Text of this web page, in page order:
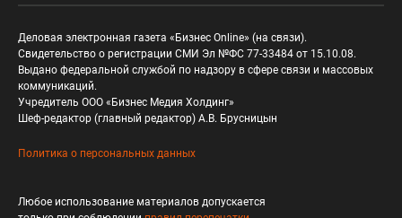
Деловая электронная газета «Бизнес Online» (на связи).
Свидетельство о регистрации СМИ Эл №ФС 77-33484 от 15.10.08.
Выдано федеральной службой по надзору в сфере связи и массовых
коммуникаций.
Учредитель ООО «Бизнес Медия Холдинг»
Шеф-редактор (главный редактор) А.В. Брусницын
Политика о персональных данных
Любое использование материалов допускается